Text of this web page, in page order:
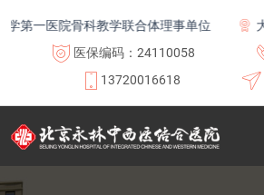
一医院骨科教学联合体理事单位
大
医保编码：24110058
13720016618